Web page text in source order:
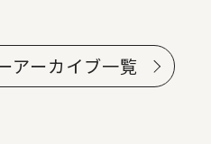
アーカイブ一覧